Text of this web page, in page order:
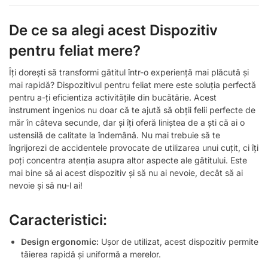
De ce sa alegi acest Dispozitiv
pentru feliat mere?
Îți dorești să transformi gătitul într-o experiență mai plăcută și
mai rapidă? Dispozitivul pentru feliat mere este soluția perfectă
pentru a-ți eficientiza activitățile din bucătărie. Acest
instrument ingenios nu doar că te ajută să obții felii perfecte de
măr în câteva secunde, dar și îți oferă liniștea de a ști că ai o
ustensilă de calitate la îndemână. Nu mai trebuie să te
îngrijorezi de accidentele provocate de utilizarea unui cuțit, ci îți
poți concentra atenția asupra altor aspecte ale gătitului. Este
mai bine să ai acest dispozitiv și să nu ai nevoie, decât să ai
nevoie și să nu-l ai!
Caracteristici:
Design ergonomic: Ușor de utilizat, acest dispozitiv permite
tăierea rapidă și uniformă a merelor.